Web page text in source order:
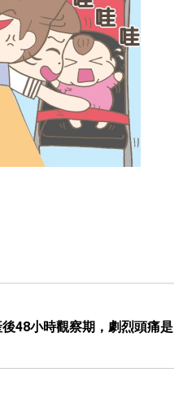
48小時觀察期，劇烈頭痛是